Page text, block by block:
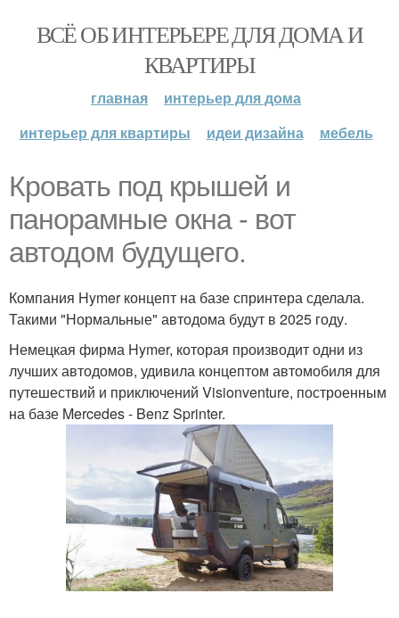
ВСЁ ОБ ИНТЕРЬЕРЕ ДЛЯ ДОМА И
КВАРТИРЫ
главная
интерьер для дома
интерьер для квартиры
идеи дизайна мебель
Кровать под крышей и
панорамные окна - вот
автодом будущего.
Компания Hymer концепт на базе спринтера сделала.
Такими "Нормальные" автодома будут в 2025 году.
Немецкая фирма Hymer, которая производит одни из
лучших автодомов, удивила концептом автомобиля для
путешествий и приключений Visionventure, построенным
на базе Mercedes - Benz Sprinter.